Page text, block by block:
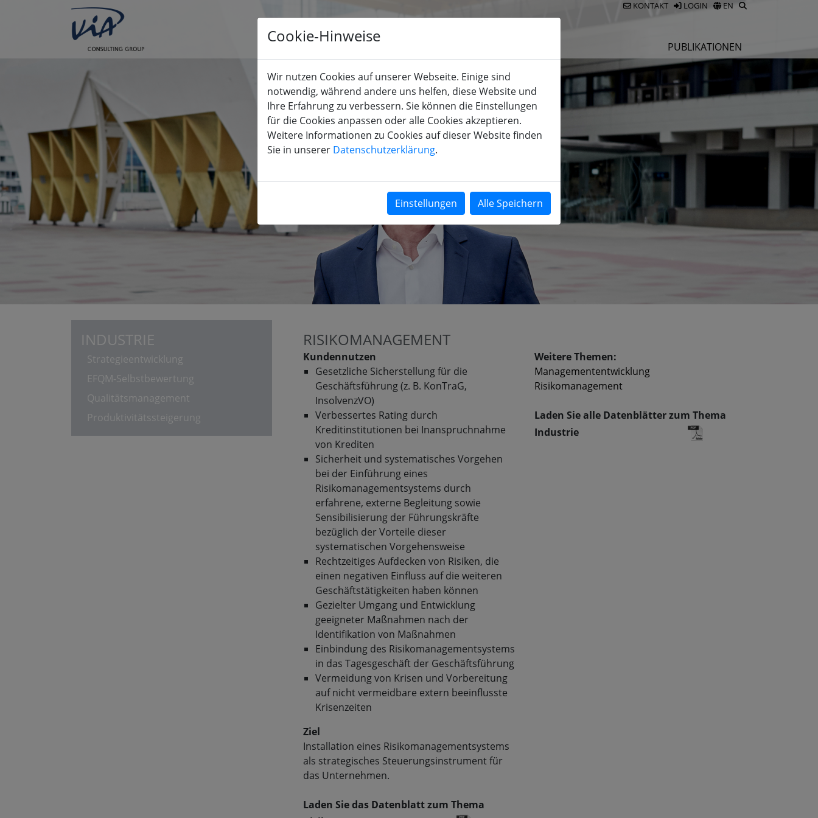
KONTAKT LOGIN EN
PUBLIKATIONEN
INDUSTRIE
Strategieentwicklung
EFQM-Selbstbewertung
Qualitätsmanagement
Produktivitätssteigerung
RISIKOMANAGEMENT
Kundennutzen
Gesetzliche Sicherstellung für die
Geschäftsführung (z. B. KonTraG,
InsolvenzVO)
Verbessertes Rating durch
Kreditinstitutionen bei Inanspruchnahme
von Krediten
Sicherheit und systematisches Vorgehen
bei der Einführung eines
Risikomanagementsystems durch
erfahrene, externe Begleitung sowie
Sensibilisierung der Führungskräfte
bezüglich der Vorteile dieser
systematischen Vorgehensweise
Rechtzeitiges Aufdecken von Risiken, die
einen negativen Einfluss auf die weiteren
Geschäftstätigkeiten haben können
Gezielter Umgang und Entwicklung
geeigneter Maßnahmen nach der
Identifikation von Maßnahmen
Einbindung des Risikomanagementsystems
in das Tagesgeschäft der Geschäftsführung
Vermeidung von Krisen und Vorbereitung
auf nicht vermeidbare extern beeinflusste
Krisenzeiten
Ziel
Installation eines Risikomanagementsystems
als strategisches Steuerungsinstrument für
das Unternehmen.
Laden Sie das Datenblatt zum Thema
Weitere Themen:
Managemententwicklung
Risikomanagement
Laden Sie alle Datenblätter zum Thema
Industrie
Cookie-Hinweise
Wir nutzen Cookies auf unserer Webseite. Einige sind
notwendig, während andere uns helfen, diese Website und
Ihre Erfahrung zu verbessern. Sie können die Einstellungen
für die Cookies anpassen oder alle Cookies akzeptieren.
Weitere Informationen zu Cookies auf dieser Website finden
Sie in unserer Datenschutzerklärung.